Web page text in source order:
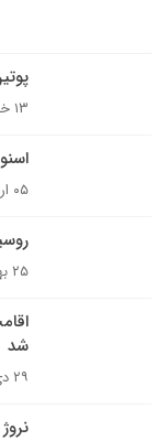
۱۳ خرداد ۱۳۹۶
۰۵ اردیبهشت ۱۳۹۶
۲۵ بهمن ۱۳۹۵
شد
۲۹ دی ۱۳۹۵